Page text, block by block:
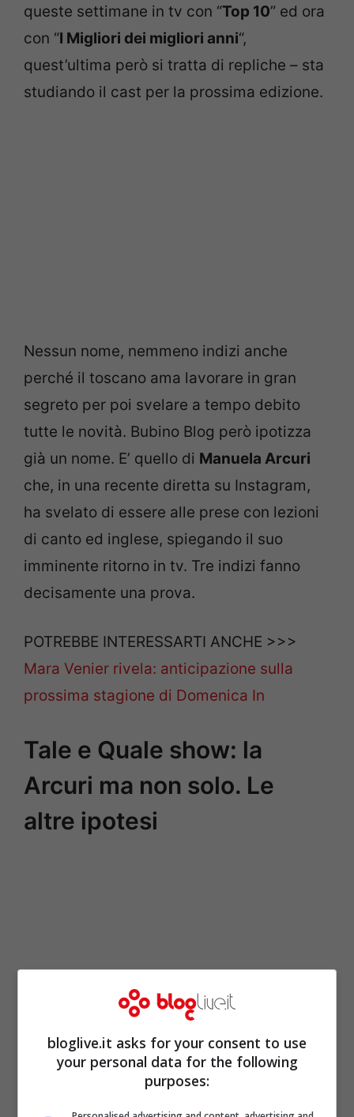
queste settimane in tv con “Top 10” ed ora
con “I Migliori dei migliori anni“,
quest’ultima però si tratta di repliche – sta
studiando il cast per la prossima edizione.
Nessun nome, nemmeno indizi anche
perché il toscano ama lavorare in gran
segreto per poi svelare a tempo debito
tutte le novità. Bubino Blog però ipotizza
già un nome. E’ quello di Manuela Arcuri
che, in una recente diretta su Instagram,
ha svelato di essere alle prese con lezioni
di canto ed inglese, spiegando il suo
imminente ritorno in tv. Tre indizi fanno
decisamente una prova.
POTREBBE INTERESSARTI ANCHE >>>
Mara Venier rivela: anticipazione sulla
prossima stagione di Domenica In
Tale e Quale show: la
Arcuri ma non solo. Le
altre ipotesi
bloglive.it asks for your consent to use
your personal data for the following
purposes: